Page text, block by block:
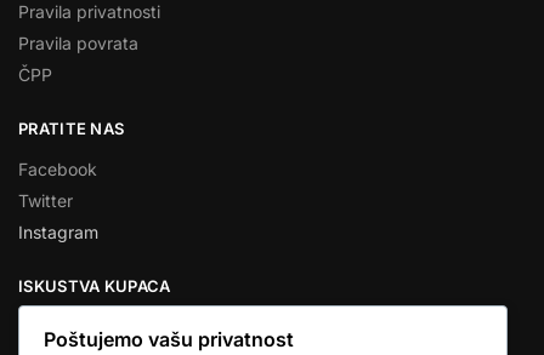
Pravila privatnosti
Pravila povrata
ČPP
PRATITE NAS
Facebook
Twitter
Instagram
ISKUSTVA KUPACA
Poštujemo vašu privatnost